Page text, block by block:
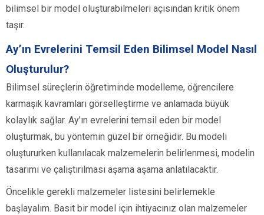
bilimsel bir model oluşturabilmeleri açısından kritik önem
taşır.
Ay’ın Evrelerini Temsil Eden Bilimsel Model Nasıl
Oluşturulur?
Bilimsel süreçlerin öğretiminde modelleme, öğrencilere
karmaşık kavramları görselleştirme ve anlamada büyük
kolaylık sağlar. Ay’ın evrelerini temsil eden bir model
oluşturmak, bu yöntemin güzel bir örneğidir. Bu modeli
oluştururken kullanılacak malzemelerin belirlenmesi, modelin
tasarımı ve çalıştırılması aşama aşama anlatılacaktır.
Öncelikle gerekli malzemeler listesini belirlemekle
başlayalım. Basit bir model için ihtiyacınız olan malzemeler